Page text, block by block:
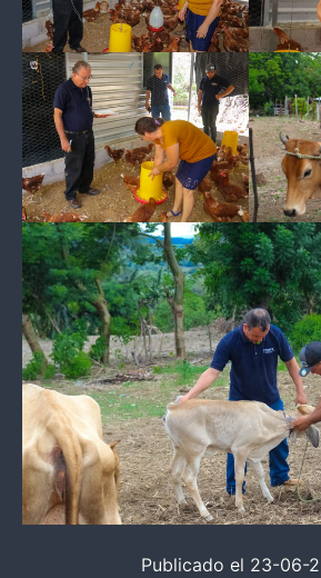
Publicado el 23-06-